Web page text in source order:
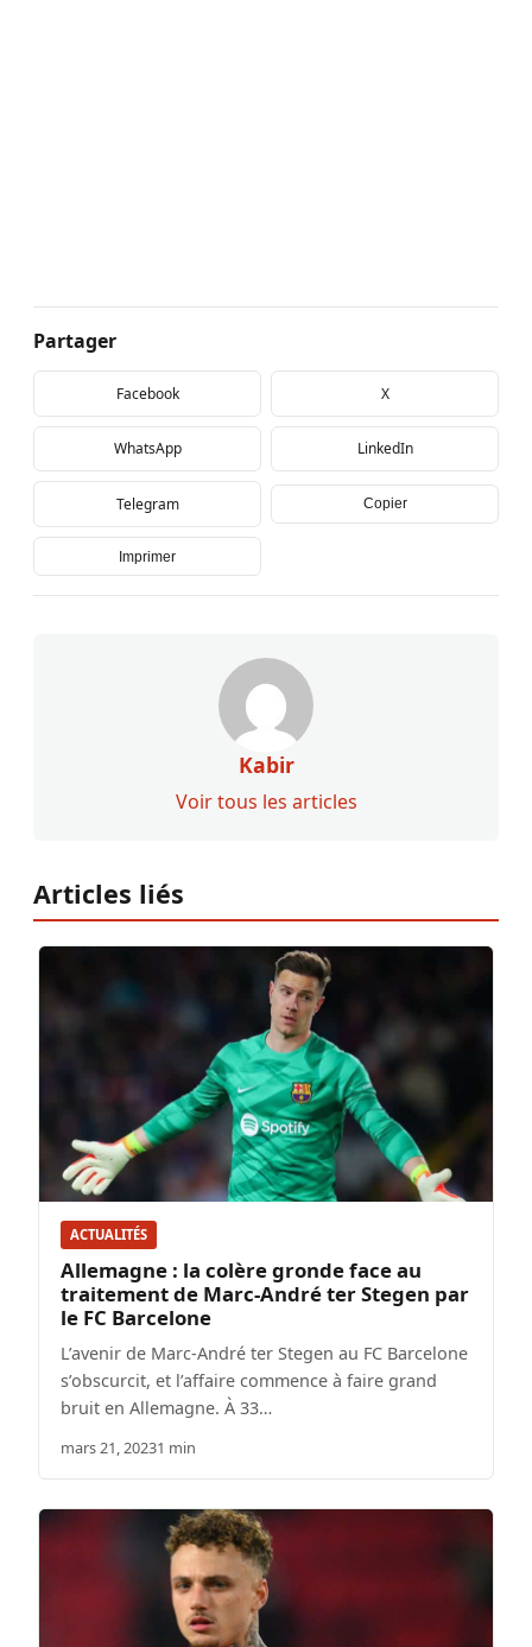
Partager
Facebook X
WhatsApp LinkedIn
Telegram Copier
Imprimer
Kabir
Voir tous les articles
Articles liés
ACTUALITÉS
Allemagne : la colère gronde face au
traitement de Marc-André ter Stegen par
le FC Barcelone
L’avenir de Marc-André ter Stegen au FC Barcelone
s’obscurcit, et l’affaire commence à faire grand
bruit en Allemagne. À 33…
mars 21, 20231 min